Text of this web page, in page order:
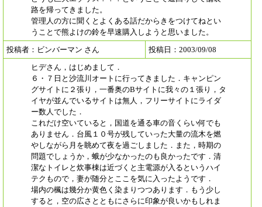
路を帰ってきました。
管理人の方に聞くとよくある話だからきをつけてねとい
うことで熊よけの鈴を早速購入しようと思いました。
投稿者：ビンバーマン さん
投稿日：2003/09/08
ヒデさん，はじめまして．
６・７日と沙流川オートに行ってきました．キャンピン
グサイトに２張り，一番奥のBサイトに我々の１張り，タ
イヤが並んでいるサイトは無人，フリーサイトにライダ
ー数人でした．
これだけ空いていると，国道を通る車の音くらい何でも
ありません．台風１０号が残していった大量の流木を燃
やしながら月を眺めて夜を過ごしました．また，時期の
問題でしょうか，蛾が少なかったのも良かったです．清
潔なトイレと炊事棟は近づくと主電源が入るというハイ
テクもので，妻が随分とここを気に入ったようです．
場内の楓は幾分か黄色く染まりつつあります．もう少し
すると，空の広さとともにさらに印象が良いかもしれま